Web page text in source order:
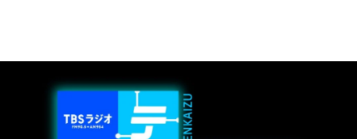
イベント・グッズ
YouTube
会社情報